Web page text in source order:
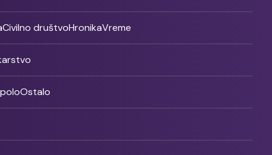
Civilno društvoHronikaVreme
Ostalo